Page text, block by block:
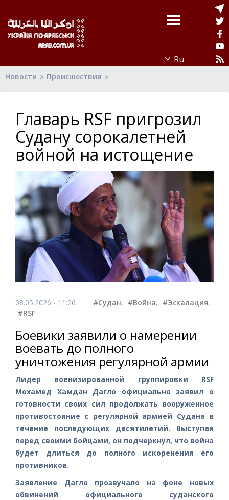
Новости Происшествия
Главарь RSF пригрозил
Судану сорокалетней
войной на истощение
08.05.2026 - 11:26 #Судан, #Война, #Эскалация,
#RSF
Боевики заявили о намерении
воевать до полного
уничтожения регулярной армии
Лидер военизированной группировки RSF
Мохамед Хамдан Дагло официально заявил о
готовности своих сил продолжать вооруженное
противостояние с регулярной армией Судана в
течение последующих десятилетий. Выступая
перед своими бойцами, он подчеркнул, что война
будет длиться до полного искоренения его
противников.
Заявление Дагло прозвучало на фоне новых
обвинений официального суданского